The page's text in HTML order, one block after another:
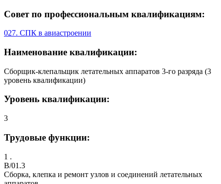
Совет по профессиональным квалификациям:
027. СПК в авиастроении
Наименование квалификации:
Сборщик-клепальщик летательных аппаратов 3-го разряда (3
уровень квалификации)
Уровень квалификации:
3
Трудовые функции:
1 .
B/01.3
Сборка, клепка и ремонт узлов и соединений летательных